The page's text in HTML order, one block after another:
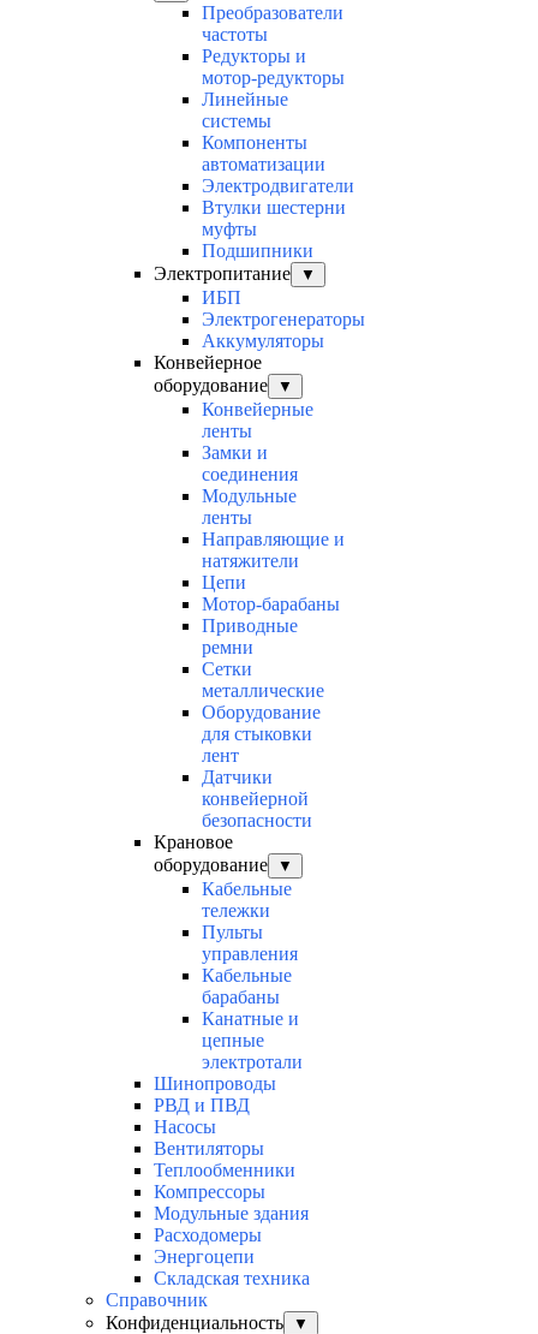
Преобразователи
частоты
Редукторы и
мотор-редукторы
Линейные
системы
Компоненты
автоматизации
Электродвигатели
Втулки шестерни
муфты
Подшипники
Электропитание
▼
ИБП
Электрогенераторы
Аккумуляторы
Конвейерное
оборудование
▼
Конвейерные
ленты
Замки и
соединения
Модульные
ленты
Направляющие и
натяжители
Цепи
Мотор-барабаны
Приводные
ремни
Сетки
металлические
Оборудование
для стыковки
лент
Датчики
конвейерной
безопасности
Крановое
оборудование
▼
Кабельные
тележки
Пульты
управления
Кабельные
барабаны
Канатные и
цепные
электротали
Шинопроводы
РВД и ПВД
Насосы
Вентиляторы
Теплообменники
Компрессоры
Модульные здания
Расходомеры
Энергоцепи
Складская техника
Справочник
Конфиденциальность
▼